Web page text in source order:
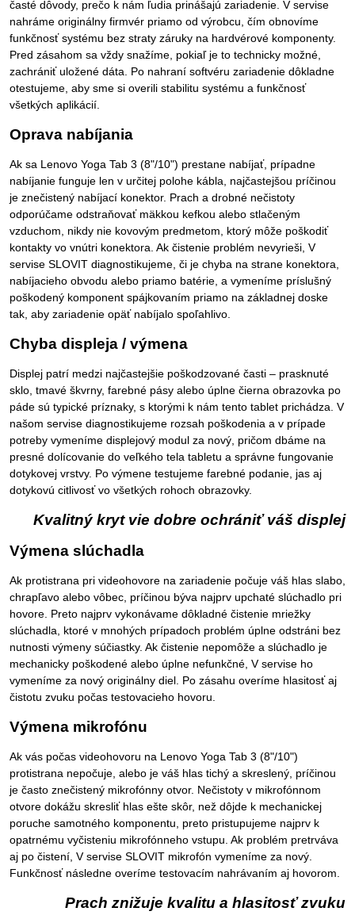
časté dôvody, prečo k nám ľudia prinášajú zariadenie. V servise
nahráme originálny firmvér priamo od výrobcu, čím obnovíme
funkčnosť systému bez straty záruky na hardvérové komponenty.
Pred zásahom sa vždy snažíme, pokiaľ je to technicky možné,
zachrániť uložené dáta. Po nahraní softvéru zariadenie dôkladne
otestujeme, aby sme si overili stabilitu systému a funkčnosť
všetkých aplikácií.
Oprava nabíjania
Ak sa Lenovo Yoga Tab 3 (8"/10") prestane nabíjať, prípadne
nabíjanie funguje len v určitej polohe kábla, najčastejšou príčinou
je znečistený nabíjací konektor. Prach a drobné nečistoty
odporúčame odstraňovať mäkkou kefkou alebo stlačeným
vzduchom, nikdy nie kovovým predmetom, ktorý môže poškodiť
kontakty vo vnútri konektora. Ak čistenie problém nevyrieši, V
servise SLOVIT diagnostikujeme, či je chyba na strane konektora,
nabíjacieho obvodu alebo priamo batérie, a vymeníme príslušný
poškodený komponent spájkovaním priamo na základnej doske
tak, aby zariadenie opäť nabíjalo spoľahlivo.
Chyba displeja / výmena
Displej patrí medzi najčastejšie poškodzované časti – prasknuté
sklo, tmavé škvrny, farebné pásy alebo úplne čierna obrazovka po
páde sú typické príznaky, s ktorými k nám tento tablet prichádza. V
našom servise diagnostikujeme rozsah poškodenia a v prípade
potreby vymeníme displejový modul za nový, pričom dbáme na
presné dolícovanie do veľkého tela tabletu a správne fungovanie
dotykovej vrstvy. Po výmene testujeme farebné podanie, jas aj
dotykovú citlivosť vo všetkých rohoch obrazovky.
Kvalitný kryt vie dobre ochrániť váš displej
Výmena slúchadla
Ak protistrana pri videohovore na zariadenie počuje váš hlas slabo,
chrapľavo alebo vôbec, príčinou býva najprv upchaté slúchadlo pri
hovore. Preto najprv vykonávame dôkladné čistenie mriežky
slúchadla, ktoré v mnohých prípadoch problém úplne odstráni bez
nutnosti výmeny súčiastky. Ak čistenie nepomôže a slúchadlo je
mechanicky poškodené alebo úplne nefunkčné, V servise ho
vymeníme za nový originálny diel. Po zásahu overíme hlasitosť aj
čistotu zvuku počas testovacieho hovoru.
Výmena mikrofónu
Ak vás počas videohovoru na Lenovo Yoga Tab 3 (8"/10")
protistrana nepočuje, alebo je váš hlas tichý a skreslený, príčinou
je často znečistený mikrofónny otvor. Nečistoty v mikrofónnom
otvore dokážu skresliť hlas ešte skôr, než dôjde k mechanickej
poruche samotného komponentu, preto pristupujeme najprv k
opatrnému vyčisteniu mikrofónneho vstupu. Ak problém pretrváva
aj po čistení, V servise SLOVIT mikrofón vymeníme za nový.
Funkčnosť následne overíme testovacím nahrávaním aj hovorom.
Prach znižuje kvalitu a hlasitosť zvuku